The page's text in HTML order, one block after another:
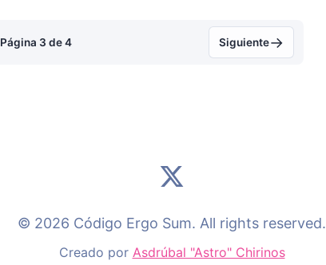
Página 3 de 4 Siguiente→
© 2026 Código Ergo Sum. All rights reserved.
Creado por Asdrúbal "Astro" Chirinos